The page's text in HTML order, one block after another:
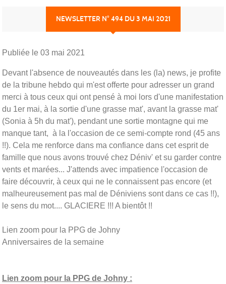
NEWSLETTER N° 494 DU 3 MAI 2021
Publiée le 03 mai 2021
Devant l'absence de nouveautés dans les (la) news, je profite
de la tribune hebdo qui m'est offerte pour adresser un grand
merci à tous ceux qui ont pensé à moi lors d'une manifestation
du 1er mai, à la sortie d'une grasse mat', avant la grasse mat'
(Sonia à 5h du mat'), pendant une sortie montagne qui me
manque tant, à la l'occasion de ce semi-compte rond (45 ans
!!). Cela me renforce dans ma confiance dans cet esprit de
famille que nous avons trouvé chez Déniv' et su garder contre
vents et marées... J'attends avec impatience l'occasion de
faire découvrir, à ceux qui ne le connaissent pas encore (et
malheureusement pas mal de Déniviens sont dans ce cas !!),
le sens du mot.... GLACIERE !!! A bientôt !!
Lien zoom pour la PPG de Johny
Anniversaires de la semaine
Lien zoom pour la PPG de Johny :